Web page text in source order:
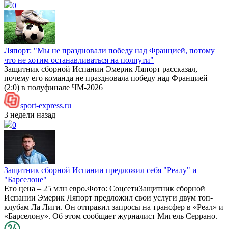
0
Ляпорт: "Мы не праздновали победу над Францией, потому
что не хотим останавливаться на полпути"
Защитник сборной Испании Эмерик Ляпорт рассказал,
почему его команда не праздновала победу над Францией
(2:0) в полуфинале ЧМ-2026
sport-express.ru
3 недели назад
0
Защитник сборной Испании предложил себя "Реалу" и
"Барселоне"
Его цена – 25 млн евро.Фото: СоцсетиЗащитник сборной
Испании Эмерик Ляпорт предложил свои услуги двум топ-
клубам Ла Лиги. Он отправил запросы на трансфер в «Реал» и
«Барселону». Об этом сообщает журналист Мигель Серрано.